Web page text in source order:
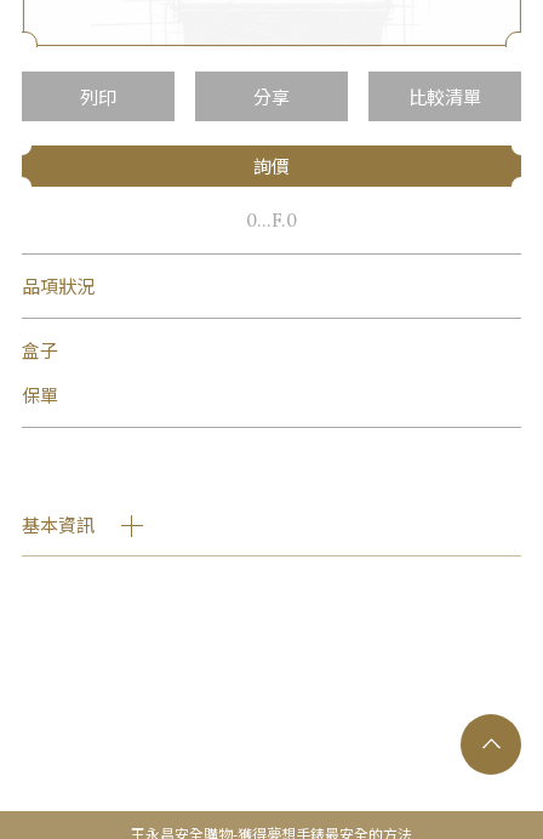
列印 分享 比較清單
詢價
0...F.0
品項狀況
盒子
保單
基本資訊
王永昌安全購物-獲得夢想手錶最安全的方法